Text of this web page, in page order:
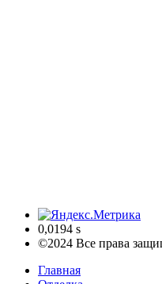
0,0194 s
©2024 Все права
Главная